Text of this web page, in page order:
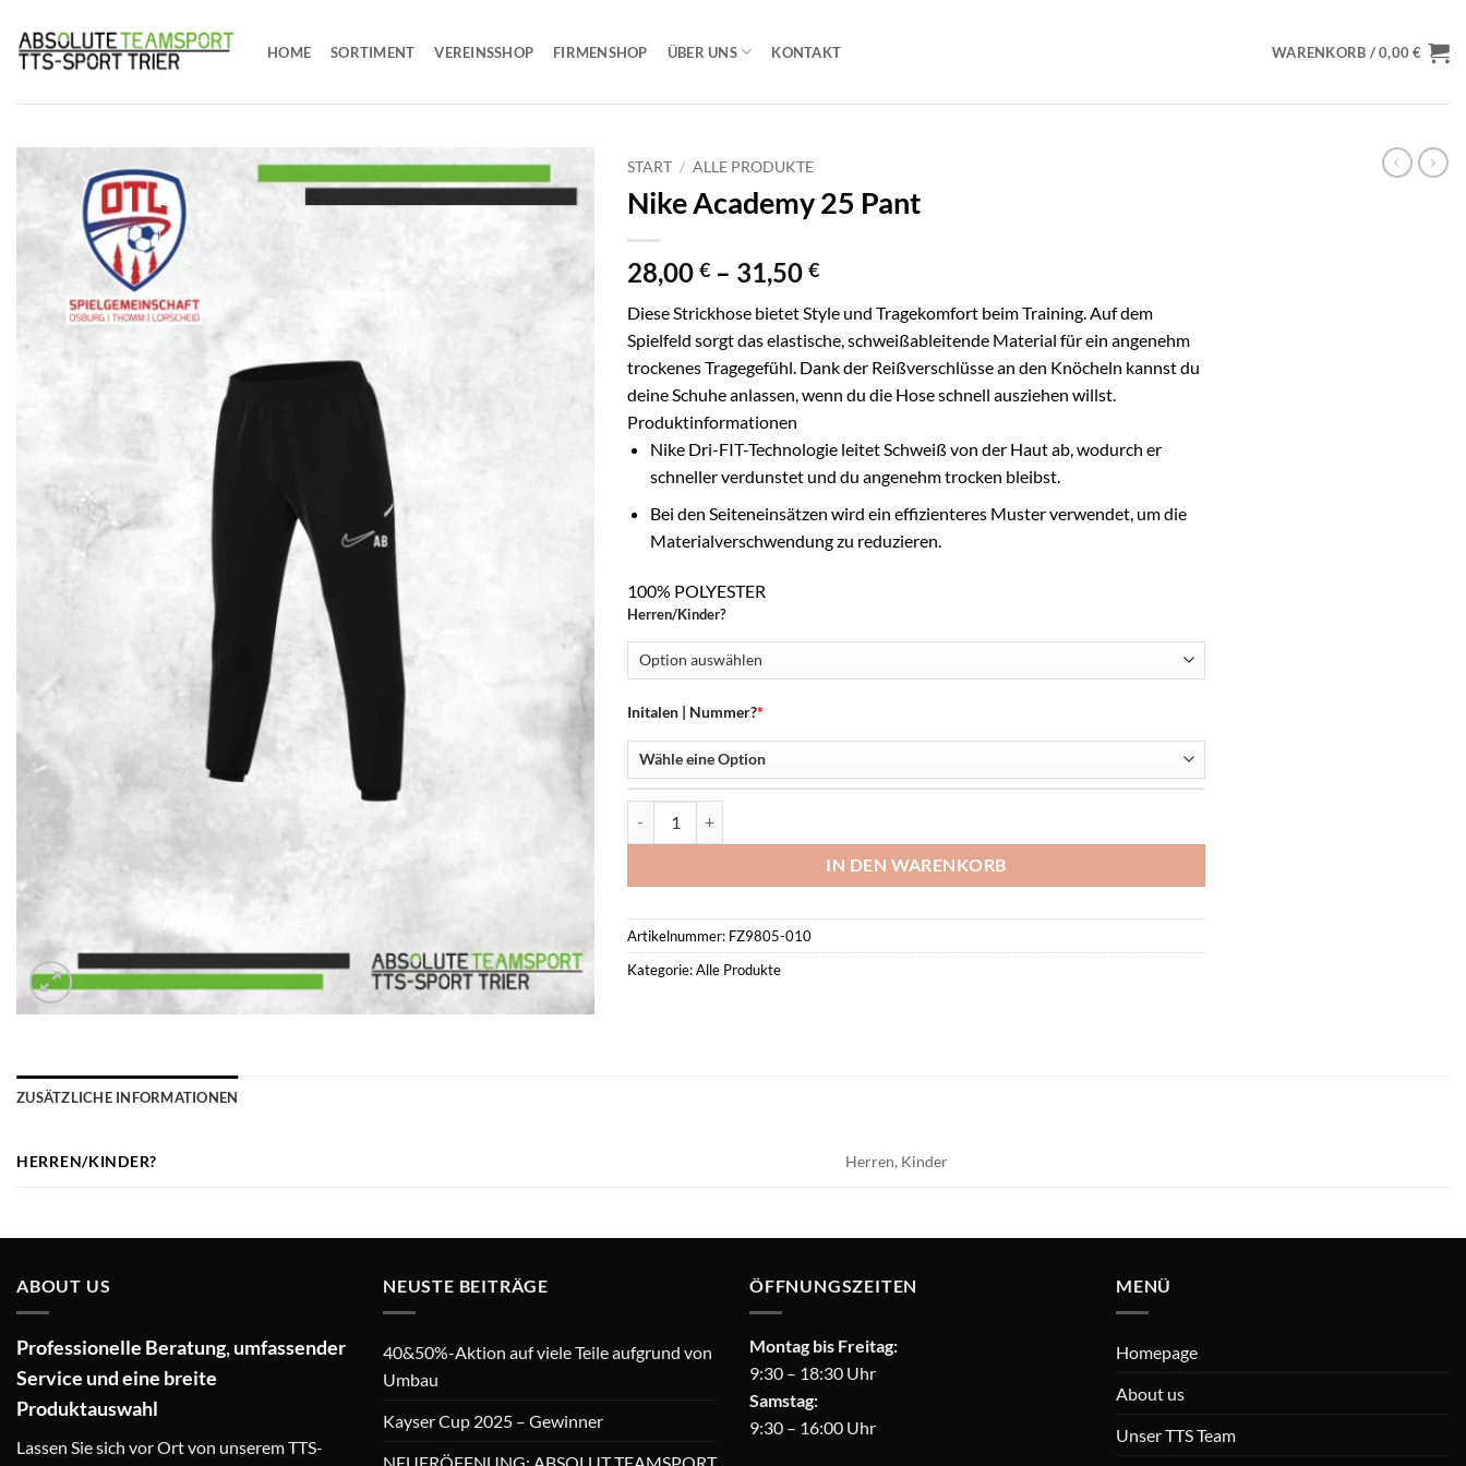
Inhalt
springen
HOME SORTIMENT VEREINSSHOP FIRMENSHOP ÜBER UNS KONTAKT WARENKORB /0,00€
START / ALLE PRODUKTE
Nike Academy 25 Pant
28,00 € – 31,50 €Preisspanne:
bis
31,50 €
Diese Strickhose bietet Style und Tragekomfort beim Training. Auf dem
Spielfeld sorgt das elastische, schweißableitende Material für ein angenehm
trockenes Tragegefühl. Dank der Reißverschlüsse an den Knöcheln kannst du
deine Schuhe anlassen, wenn du die Hose schnell ausziehen willst.
Produktinformationen
Nike Dri-FIT-Technologie leitet Schweiß von der Haut ab, wodurch er
schneller verdunstet und du angenehm trocken bleibst.
Bei den Seiteneinsätzen wird ein effizienteres Muster verwendet, um die
Materialverschwendung zu reduzieren.
100% POLYESTER
Herren/Kinder?
*
Initalen | Nummer?
IN DEN WARENKORB
Artikelnummer: FZ9805-010
Kategorie:Alle Produkte
ZUSÄTZLICHE INFORMATIONEN
HERREN/KINDER? Herren, Kinder
ABOUT US
Professionelle Beratung, umfassender
Service und eine breite
Produktauswahl
Lassen Sie sich vor Ort von unserem TTS-
NEUSTE BEITRÄGE
40&50%-Aktion auf viele Teile aufgrund von
Umbau
Kayser Cup 2025 – Gewinner
ÖFFNUNGSZEITEN
Montag bis Freitag:
9:30 – 18:30 Uhr
Samstag:
9:30 – 16:00 Uhr
MENÜ
Homepage
About us
Unser TTS Team